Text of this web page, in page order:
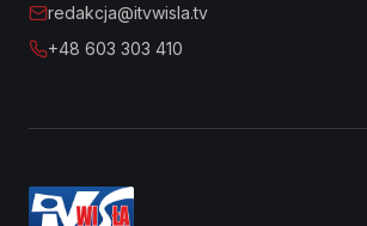
redakcja@itvwisla.tv
+48 603 303 410